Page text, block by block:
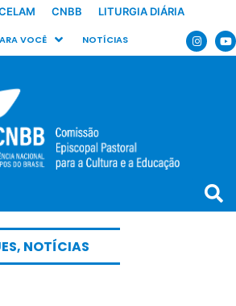
CNBB LITURGIA DIÁRIA
VOCÊ NOTÍCIAS
, NOTÍCIAS